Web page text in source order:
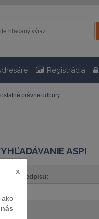
Registrácia
ostatné právne odbory
ASPI
Číslo predpisu:
x